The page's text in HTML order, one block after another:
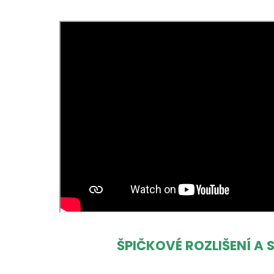
ŠPIČKOVÉ ROZLIŠENÍ A